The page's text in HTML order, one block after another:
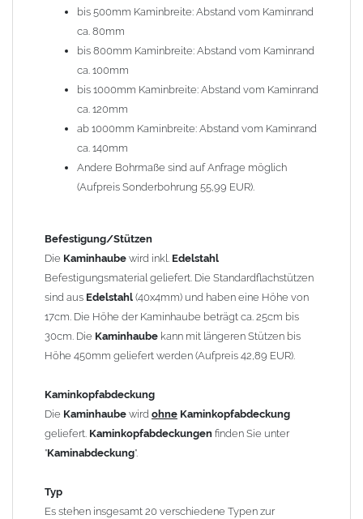
Es stehen insgesamt 20 verschiedene Typen zur Auswahl. Bitte
Auswahlfeldangeben.
Standardhauben siehe Auswahlfeld: 01 Haus,03 Welle
(unser Topseller)
Laube, 13 Schwalbe, 14 Sattel Welle, 15 Welle 90° gedreht,
17 Dach, 18 Plafond 2, 19 S-Line, 20 Pult
Typ 07 (Welle hoch) und 08 (Doppel Welle) haben einen
Aufpreis von 20% (bitte anfragen - Bestellung nicht über
Shop möglich).
Die Typen 02 (Bogen), 06 (Krempe), 09 (Pagode), 10
1,5mm hergestellt (Preis auf Anfrage = ca. 2-3-fache vom
1,5mm Standardpreis)
allgemeine Informationen:
Ab einer Kaminlängevon 1200mm werden 6
Kaminstützengeliefert.
Bei der Kombination mitWetterfahneundKaminbreite
angefertigt.
DieKaminhaubekann mitklappbaren Stützen
für 4 Stützen = 96,89 EUR, Länge ab 1200mm 6 Stützen =
145,39 EUR) geliefert werden.
Ihrem zuständigen
bis 500mm Kaminbreite: Abstand vom Kaminrand
ca. 80mm
bis 800mm Kaminbreite: Abstand vom Kaminrand
ca. 100mm
bis 1000mm Kaminbreite: Abstand vom Kaminrand
ca. 120mm
ab 1000mm Kaminbreite: Abstand vom Kaminrand
ca. 140mm
Andere Bohrmaße sind auf Anfrage möglich
(Aufpreis Sonderbohrung 55,99 EUR).
Befestigung/Stützen
Die Kaminhaube wird inkl. Edelstahl
Befestigungsmaterial geliefert. Die Standardflachstützen
sind aus Edelstahl (40x4mm) und haben eine Höhe von
17cm. Die Höhe der Kaminhaube beträgt ca. 25cm bis
30cm. Die Kaminhaube kann mit längeren Stützen bis
Höhe 450mm geliefert werden (Aufpreis 42,89 EUR).
Kaminkopfabdeckung
Die Kaminhaube wird ohne Kaminkopfabdeckung
geliefert. Kaminkopfabdeckungen finden Sie unter
"Kaminabdeckung".
Typ
Es stehen insgesamt 20 verschiedene Typen zur